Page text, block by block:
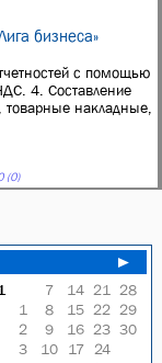
бизнеса»
с помощью
4. Составление
товарные накладные,
(0)
►
7 14 21
28
1
8 15 22 29
2
9 16 23 30
3
10 17
24